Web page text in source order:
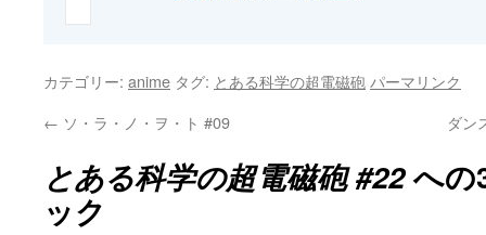
カテゴリー: anime タグ: とある科学の超電磁砲 パーマリンク
← ソ・ラ・ノ・ヲ・ト #09 ダン
とある科学の超電磁砲 #22への
ック